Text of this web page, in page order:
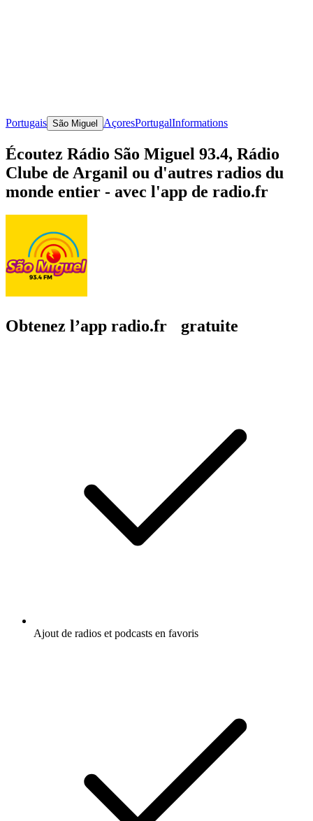
Portugais São Miguel AçoresPortugalInformations
Écoutez Rádio São Miguel 93.4, Rádio
Clube de Arganil ou d'autres radios du
monde entier - avec l'app de radio.fr
Obtenez l’app radio.fr gratuite
Ajout de radios et podcasts en favoris